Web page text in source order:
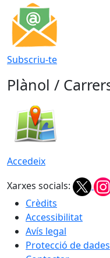
Subscriu-te
Plànol /
Accedeix
Xarxes socials:
Crèdits
Accessibilitat
Avís legal
Protecció de dades